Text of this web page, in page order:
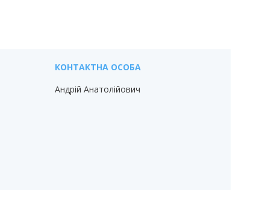
Андрій Анатолійович